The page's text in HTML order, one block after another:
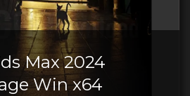
Max 2024
Win x64